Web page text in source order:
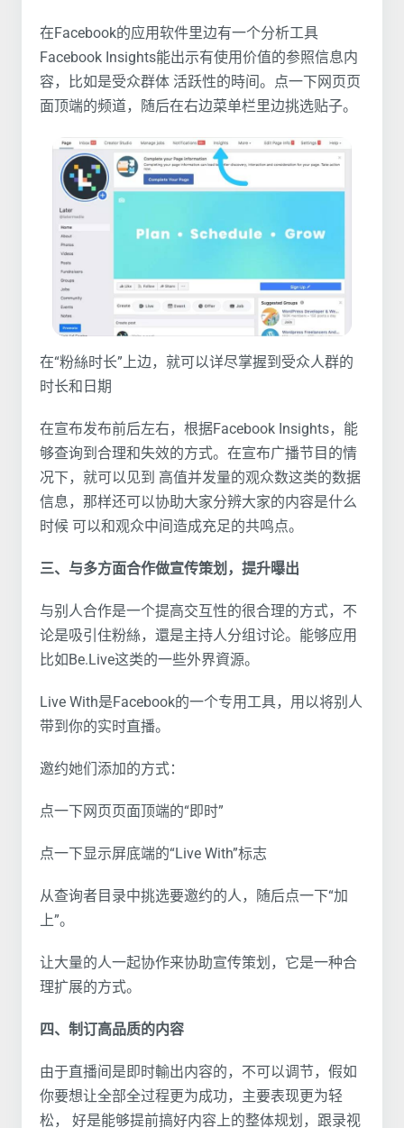
在Facebook的应用软件里边有一个分析工具
Facebook Insights能出示有使用价值的参照信息内
容，比如是受众群体 活跃性的時间。点一下网页页
面顶端的频道，随后在右边菜单栏里边挑选贴子。
在“粉絲时长”上边，就可以详尽掌握到受众人群的
时长和日期
在宣布发布前后左右，根据Facebook Insights，能
够查询到合理和失效的方式。在宣布广播节目的情
况下，就可以见到 高值并发量的观众数这类的数据
信息，那样还可以协助大家分辨大家的内容是什么
时候 可以和观众中间造成充足的共鸣点。
三、与多方面合作做宣传策划，提升曝出
与别人合作是一个提高交互性的很合理的方式，不
论是吸引住粉絲，還是主持人分组讨论。能够应用
比如Be.Live这类的一些外界資源。
Live With是Facebook的一个专用工具，用以将别人
带到你的实时直播。
邀约她们添加的方式：
点一下网页页面顶端的“即时”
点一下显示屏底端的“Live With”标志
从查询者目录中挑选要邀约的人，随后点一下“加
上”。
让大量的人一起协作来协助宣传策划，它是一种合
理扩展的方式。
四、制订高品质的内容
由于直播间是即时輸出内容的，不可以调节，假如
你要想让全部全过程更为成功，主要表现更为轻
松， 好是能够提前搞好内容上的整体规划，跟录视